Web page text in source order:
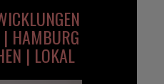
| HAMBURG
| LOKAL